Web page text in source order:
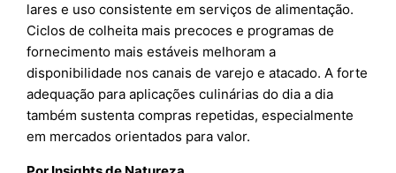
lares e uso consistente em serviços de alimentação.
Ciclos de colheita mais precoces e programas de
fornecimento mais estáveis melhoram a
disponibilidade nos canais de varejo e atacado. A forte
adequação para aplicações culinárias do dia a dia
também sustenta compras repetidas, especialmente
em mercados orientados para valor.